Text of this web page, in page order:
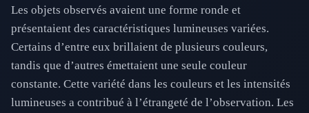
Les objets observés avaient une forme ronde et
présentaient des caractéristiques lumineuses variées.
Certains d’entre eux brillaient de plusieurs couleurs,
tandis que d’autres émettaient une seule couleur
constante. Cette variété dans les couleurs et les intensités
lumineuses a contribué à l’étrangeté de l’observation. Les